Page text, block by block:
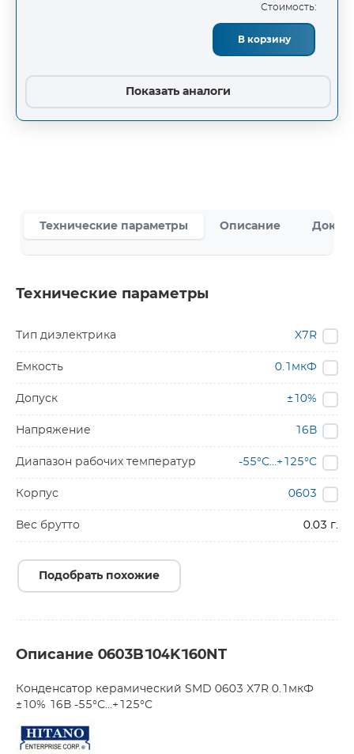
Стоимость:
В корзину
Показать аналоги
Технические параметры Описание
Технические параметры
Тип диэлектрика X7R
Емкость 0.1мкФ
Допуск ±10%
Напряжение 16В
Диапазон рабочих температур -55°C…+125°C
Корпус 0603
Вес брутто 0.03 г.
Подобрать похожие
Описание 0603B104K160NT
Конденсатор керамический SMD 0603 X7R 0.1мкФ
±10% 16В -55°С…+125°С